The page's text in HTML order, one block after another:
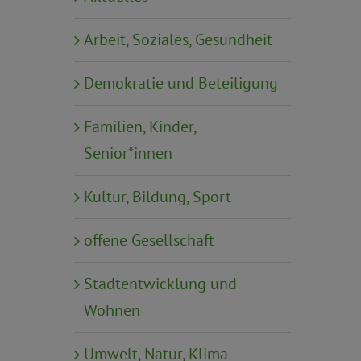
Arbeit, Soziales, Gesundheit
Demokratie und Beteiligung
Familien, Kinder,
Senior*innen
Kultur, Bildung, Sport
offene Gesellschaft
Stadtentwicklung und
Wohnen
Umwelt, Natur, Klima